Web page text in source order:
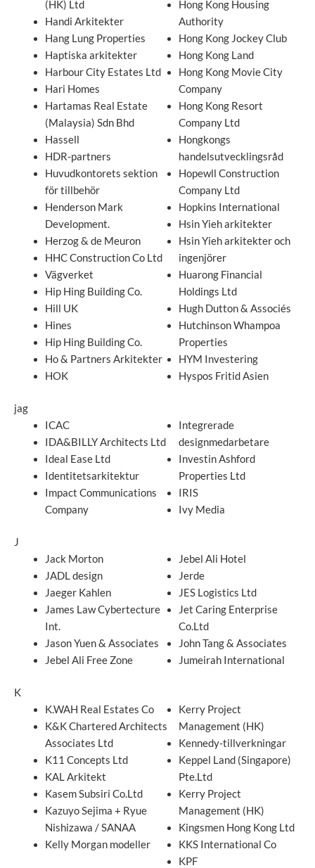
(HK) Ltd
Handi Arkitekter
Hang Lung Properties
Haptiska arkitekter
Harbour City Estates Ltd
Hari Homes
Hartamas Real Estate
(Malaysia) Sdn Bhd
Hassell
HDR-partners
Huvudkontorets sektion
för tillbehör
Henderson Mark
Development.
Herzog & de Meuron
HHC Construction Co Ltd
Vägverket
Hip Hing Building Co.
Hill UK
Hines
Hip Hing Building Co.
Ho & Partners Arkitekter
HOK
Hong Kong Housing
Authority
Hong Kong Jockey Club
Hong Kong Land
Hong Kong Movie City
Company
Hong Kong Resort
Company Ltd
Hongkongs
handelsutvecklingsråd
Hopewll Construction
Company Ltd
Hopkins International
Hsin Yieh arkitekter
Hsin Yieh arkitekter och
ingenjörer
Huarong Financial
Holdings Ltd
Hugh Dutton & Associés
Hutchinson Whampoa
Properties
HYM Investering
Hyspos Fritid Asien
jag
ICAC
IDA&BILLY Architects Ltd
Ideal Ease Ltd
Identitetsarkitektur
Impact Communications
Company
Integrerade
designmedarbetare
Investin Ashford
Properties Ltd
IRIS
Ivy Media
J
Jack Morton
JADL design
Jaeger Kahlen
James Law Cybertecture
Int.
Jason Yuen & Associates
Jebel Ali Free Zone
Jebel Ali Hotel
Jerde
JES Logistics Ltd
Jet Caring Enterprise
Co.Ltd
John Tang & Associates
Jumeirah International
K
K.WAH Real Estates Co
K&K Chartered Architects
Associates Ltd
K11 Concepts Ltd
KAL Arkitekt
Kasem Subsiri Co.Ltd
Kazuyo Sejima + Ryue
Nishizawa / SANAA
Kelly Morgan modeller
Kerry Project
Management (HK)
Kennedy-tillverkningar
Keppel Land (Singapore)
Pte.Ltd
Kerry Project
Management (HK)
Kingsmen Hong Kong Ltd
KKS International Co
KPF